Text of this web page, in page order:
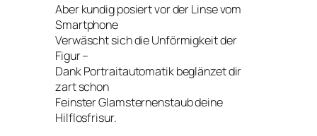
Aber kundig posiert vor der Linse vom
Smartphone
Verwäscht sich die Unförmigkeit der
Figur –
Dank Portraitautomatik beglänzet dir
zart schon
Feinster Glamsternenstaub deine
Hilflosfrisur.